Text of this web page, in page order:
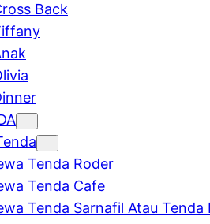
Back
Tenda Roder
Tenda Cafe
Tenda Sarnafil Atau Tenda